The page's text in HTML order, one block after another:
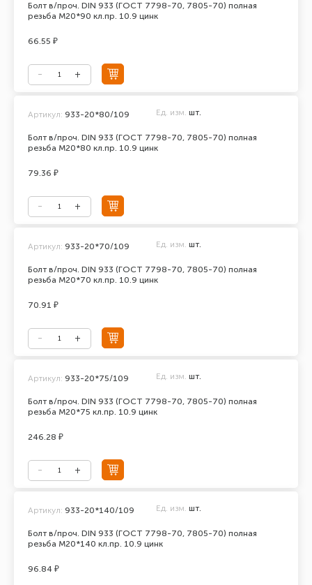
Болт в/проч. DIN 933 (ГОСТ 7798-70, 7805-70) полная
резьба М20*90 кл.пр. 10.9 цинк
66.55 ₽
Болт в/проч. DIN 933 (ГОСТ 7798-70, 7805-70) полная
резьба М20*80 кл.пр. 10.9 цинк
Артикул: 933-20*80/109 Ед. изм. шт.
79.36 ₽
Болт в/проч. DIN 933 (ГОСТ 7798-70, 7805-70) полная
резьба М20*70 кл.пр. 10.9 цинк
Артикул: 933-20*70/109 Ед. изм. шт.
70.91 ₽
Болт в/проч. DIN 933 (ГОСТ 7798-70, 7805-70) полная
резьба М20*75 кл.пр. 10.9 цинк
Артикул: 933-20*75/109 Ед. изм. шт.
246.28 ₽
Болт в/проч. DIN 933 (ГОСТ 7798-70, 7805-70) полная
резьба М20*140 кл.пр. 10.9 цинк
Артикул: 933-20*140/109 Ед. изм. шт.
96.84 ₽